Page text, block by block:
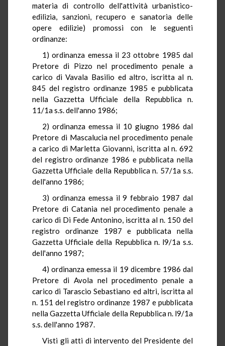
materia di controllo dell'attività urbanistico-
edilizia, sanzioni, recupero e sanatoria delle
opere edilizie) promossi con le seguenti
ordinanze:
1) ordinanza emessa il 23 ottobre 1985 dal
Pretore di Pizzo nel procedimento penale a
carico di Vavala Basilio ed altro, iscritta al n.
845 del registro ordinanze 1985 e pubblicata
nella Gazzetta Ufficiale della Repubblica n.
11/1a s.s. dell'anno 1986;
2) ordinanza emessa il 10 giugno 1986 dal
Pretore di Mascalucia nel procedimento penale
a carico di Marletta Giovanni, iscritta al n. 692
del registro ordinanze 1986 e pubblicata nella
Gazzetta Ufficiale della Repubblica n. 57/1a s.s.
dell'anno 1986;
3) ordinanza emessa il 9 febbraio 1987 dal
Pretore di Catania nel procedimento penale a
carico di Di Fede Antonino, iscritta al n. 150 del
registro ordinanze 1987 e pubblicata nella
Gazzetta Ufficiale della Repubblica n. l9/1a s.s.
dell'anno 1987;
4) ordinanza emessa il 19 dicembre 1986 dal
Pretore di Avola nel procedimento penale a
carico di Tarascio Sebastiano ed altri, iscritta al
n. 151 del registro ordinanze 1987 e pubblicata
nella Gazzetta Ufficiale della Repubblica n. l9/1a
s.s. dell'anno 1987.
Visti gli atti di intervento del Presidente del